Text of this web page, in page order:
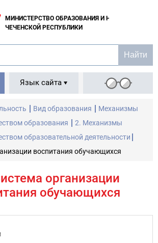
МИНИСТЕРСТВО ОБРАЗОВАНИЯ И НАУКИ
ЧЕЧЕНСКОЙ РЕСПУБЛИКИ
Язык сайта
Вид образования
Механизмы
образования
2. Механизмы
образовательной деятельности
воспитания обучающихся
организации
обучающихся